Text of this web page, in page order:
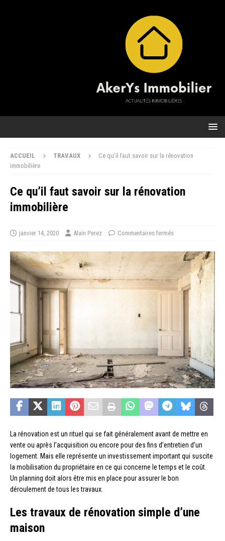
ACCUEIL TRAVAUX
Ce qu’il faut savoir sur la rénovation
immobilière
Ce qu’il faut savoir sur la rénovation
immobilière
janvier 14, 2020 Alain Perez Commentaires fermés
La rénovation est un rituel qui se fait généralement avant de mettre en
vente ou après l’acquisition ou encore pour des fins d’entretien d’un
logement. Mais elle représente un investissement important qui suscite
la mobilisation du propriétaire en ce qui concerne le temps et le coût.
Un planning doit alors être mis en place pour assurer le bon
déroulement de tous les travaux.
Les travaux de rénovation simple d’une
maison